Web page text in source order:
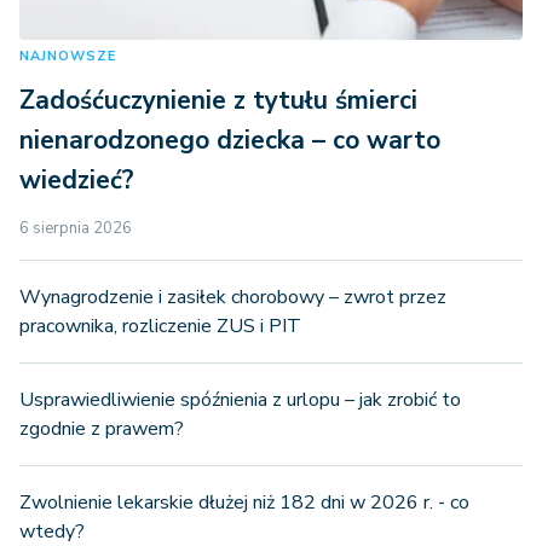
NAJNOWSZE
Zadośćuczynienie z tytułu śmierci
nienarodzonego dziecka – co warto
wiedzieć?
6 sierpnia 2026
Wynagrodzenie i zasiłek chorobowy – zwrot przez
pracownika, rozliczenie ZUS i PIT
Usprawiedliwienie spóźnienia z urlopu – jak zrobić to
zgodnie z prawem?
Zwolnienie lekarskie dłużej niż 182 dni w 2026 r. - co
wtedy?